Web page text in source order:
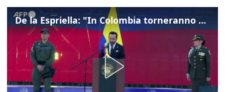
De la Espriella: "In Colombia torneranno ordine, autorità e libertà"